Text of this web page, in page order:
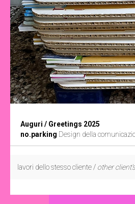
Auguri / Greetings 2025
no.parking Design della
lavori dello stesso cliente / other